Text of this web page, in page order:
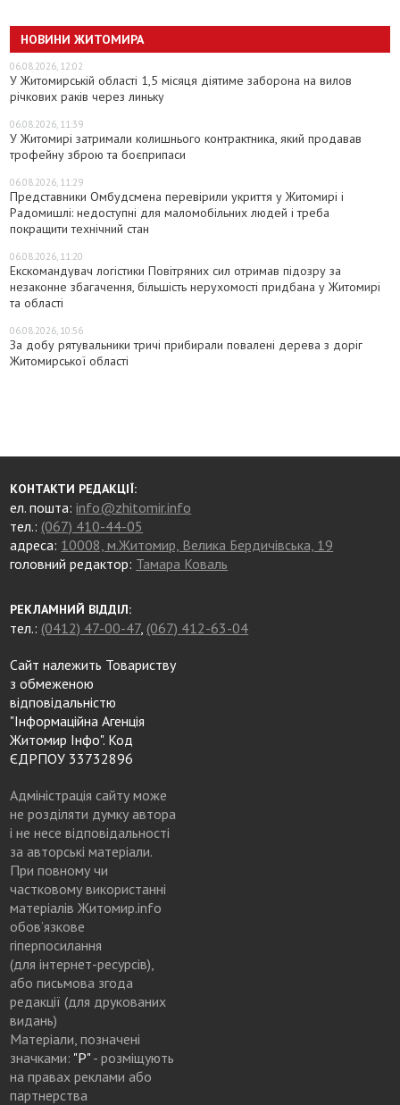
НОВИНИ ЖИТОМИРА
06.08.2026, 12:02
У Житомирській області 1,5 місяця діятиме заборона на вилов
річкових раків через линьку
06.08.2026, 11:39
У Житомирі затримали колишнього контрактника, який продавав
трофейну зброю та боєприпаси
06.08.2026, 11:29
Представники Омбудсмена перевірили укриття у Житомирі і
Радомишлі: недоступні для маломобільних людей і треба
покращити технічний стан
06.08.2026, 11:20
Екскомандувач логістики Повітряних сил отримав підозру за
незаконне збагачення, більшість нерухомості придбана у Житомирі
та області
06.08.2026, 10:56
За добу рятувальники тричі прибирали повалені дерева з доріг
Житомирської області
КОНТАКТИ РЕДАКЦІЇ:
ел. пошта:info@zhitomir.info
тел.: (067) 410-44-05
адреса: 10008, м.Житомир, Велика Бердичівська, 19
головний редактор: Тамара Коваль
РЕКЛАМНИЙ ВІДДІЛ:
тел.: (0412) 47-00-47, (067) 412-63-04
Сайт належить Товариству
з обмеженою
відповідальністю
"Інформаційна Агенція
Житомир Інфо". Код
ЄДРПОУ 33732896
Адміністрація сайту може
не розділяти думку автора
і не несе відповідальності
за авторські матеріали.
При повному чи
частковому використанні
матеріалів Житомир.info
обов’язкове
гіперпосилання
(для інтернет-ресурсів),
або письмова згода
редакції (для друкованих
видань)
Матеріали, позначені
значками: "Р"- розміщують
на правах реклами або
партнерства